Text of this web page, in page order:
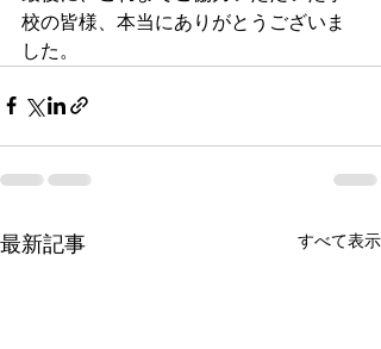
校の皆様、本当にありがとうございま
した。
最新記事 すべて表示